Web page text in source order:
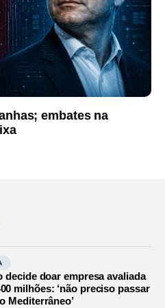
embates na
decide doar empresa avaliada
milhões: ‘não preciso passar
Mediterrâneo’